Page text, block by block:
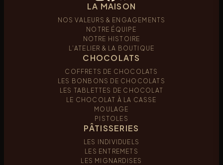
LA MAISON
NOS VALEURS & ENGAGEMENTS
NOTRE ÉQUIPE
NOTRE HISTOIRE
L’ATELIER & LA BOUTIQUE
CHOCOLATS
COFFRETS DE CHOCOLATS
LES BONBONS DE CHOCOLATS
LES TABLETTES DE CHOCOLAT
LE CHOCOLAT À LA CASSE
MOULAGE
PISTOLES
PÂTISSERIES
LES INDIVIDUELS
LES ENTREMETS
LES MIGNARDISES